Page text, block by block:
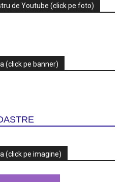
de Youtube (click pe foto)
(click pe banner)
(click pe imagine)